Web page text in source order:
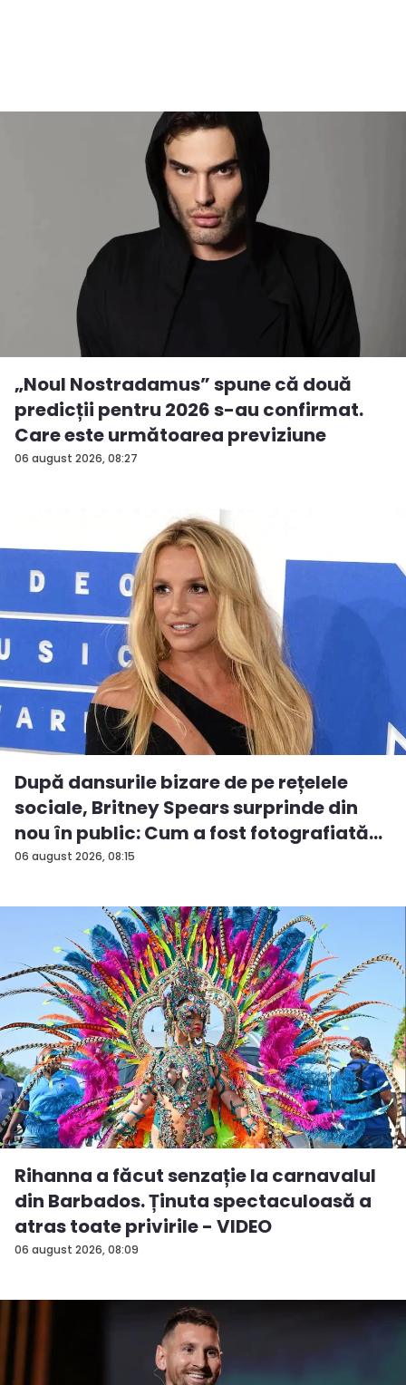
06 august 2026, 08:27
„Noul Nostradamus” spune că două
predicții pentru 2026 s-au confirmat.
Care este următoarea previziune
06 august 2026, 08:15
După dansurile bizare de pe rețelele
sociale, Britney Spears surprinde din
nou în public: Cum a fost fotografiată
î...
06 august 2026, 08:09
Rihanna a făcut senzație la carnavalul
din Barbados. Ținuta spectaculoasă a
atras toate privirile - VIDEO